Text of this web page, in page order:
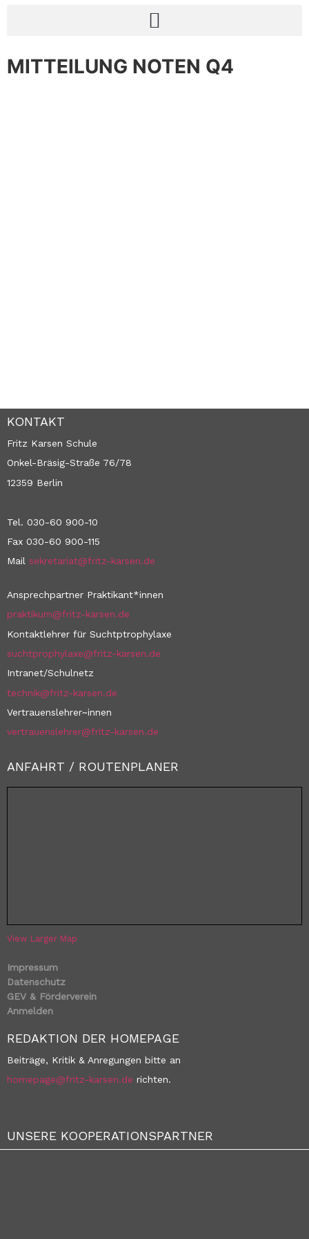
MITTEILUNG NOTEN Q4
KONTAKT
Fritz Karsen Schule
Onkel-Bräsig-Straße 76/78
12359 Berlin
Tel. 030-60 900-10
Fax 030-60 900-115
Mail sekretariat@fritz-karsen.de
Ansprechpartner Praktikant*innen
praktikum@fritz-karsen.de
Kontaktlehrer für Suchtptrophylaxe
suchtprophylaxe@fritz-karsen.de
Intranet/Schulnetz
technik@fritz-karsen.de
Vertrauenslehrer~innen
vertrauenslehrer@fritz-karsen.de
ANFAHRT / ROUTENPLANER
View Larger Map
Impressum
Datenschutz
GEV & Förderverein
Anmelden
REDAKTION DER HOMEPAGE
Beiträge, Kritik & Anregungen bitte an
homepage@fritz-karsen.de richten.
UNSERE KOOPERATIONSPARTNER